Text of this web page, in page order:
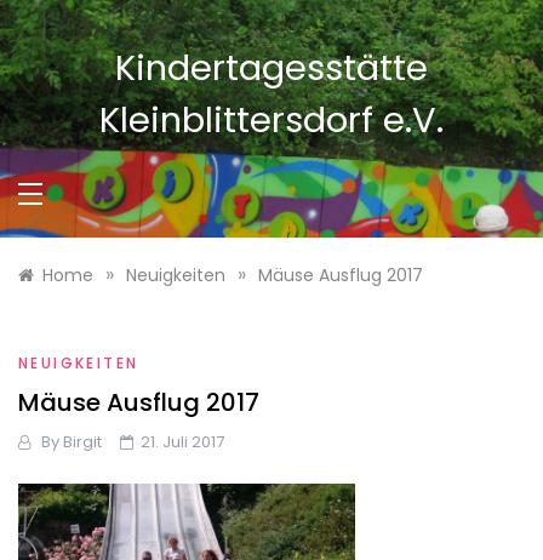
Skip
to
content
Kindertagesstätte
Kleinblittersdorf e.V.
Home » Neuigkeiten » Mäuse Ausflug 2017
NEUIGKEITEN
Mäuse Ausflug 2017
By Birgit 21. Juli 2017